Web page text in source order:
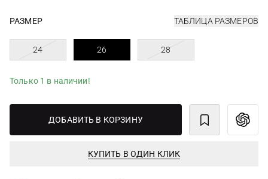
РАЗМЕР ТАБЛИЦА РАЗМЕРОВ
24 26 28
Только 1 в наличии!
ДОБАВИТЬ В КОРЗИНУ
КУПИТЬ В ОДИН КЛИК